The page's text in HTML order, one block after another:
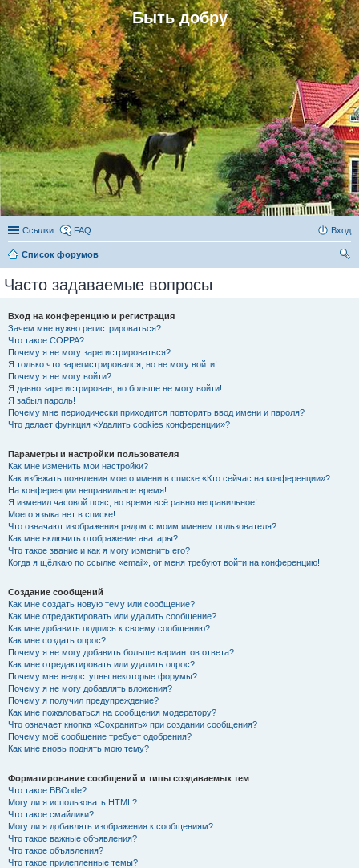
Быть добру
Ссылки FAQ Вход
Список форумов
Часто задаваемые вопросы
Вход на конференцию и регистрация
Зачем мне нужно регистрироваться?
Что такое COPPA?
Почему я не могу зарегистрироваться?
Я только что зарегистрировался, но не могу войти!
Почему я не могу войти?
Я давно зарегистрирован, но больше не могу войти!
Я забыл пароль!
Почему мне периодически приходится повторять ввод имени и пароля?
Что делает функция «Удалить cookies конференции»?
Параметры и настройки пользователя
Как мне изменить мои настройки?
Как избежать появления моего имени в списке «Кто сейчас на конференции»?
На конференции неправильное время!
Я изменил часовой пояс, но время всё равно неправильное!
Моего языка нет в списке!
Что означают изображения рядом с моим именем пользователя?
Как мне включить отображение аватары?
Что такое звание и как я могу изменить его?
Когда я щёлкаю по ссылке «email», от меня требуют войти на конференцию!
Создание сообщений
Как мне создать новую тему или сообщение?
Как мне отредактировать или удалить сообщение?
Как мне добавить подпись к своему сообщению?
Как мне создать опрос?
Почему я не могу добавить больше вариантов ответа?
Как мне отредактировать или удалить опрос?
Почему мне недоступны некоторые форумы?
Почему я не могу добавлять вложения?
Почему я получил предупреждение?
Как мне пожаловаться на сообщения модератору?
Что означает кнопка «Сохранить» при создании сообщения?
Почему моё сообщение требует одобрения?
Как мне вновь поднять мою тему?
Форматирование сообщений и типы создаваемых тем
Что такое BBCode?
Могу ли я использовать HTML?
Что такое смайлики?
Могу ли я добавлять изображения к сообщениям?
Что такое важные объявления?
Что такое объявления?
Что такое прилепленные темы?